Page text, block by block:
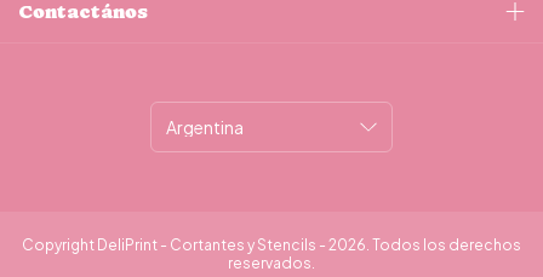
Contactános
Copyright DeliPrint - Cortantes y Stencils - 2026. Todos los derechos
reservados.